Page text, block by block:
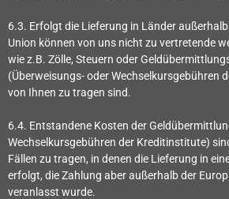
6.3. Erfolgt die Lieferung in Länder
Union können von uns nicht zu vertretende
wie z.B. Zölle, Steuern oder
(Überweisungs- oder Wechselkursgebühren
von Ihnen zu tragen sind.
6.4. Entstandene Kosten der
Wechselkursgebühren der Kreditinstitute)
Fällen zu tragen, in denen die Lieferung in
erfolgt, die Zahlung aber außerhalb der
veranlasst wurde.